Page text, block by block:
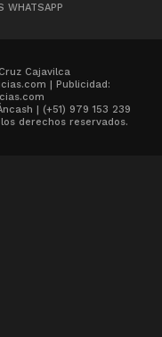
WHATSAPP
Cajavilca
| Publicidad:
| (+51) 979 153 239
derechos reservados.